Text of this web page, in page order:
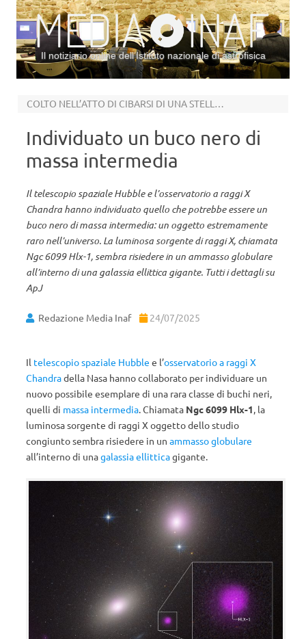
Il notiziario online dell’Istituto nazionale di astrofisica
COLTO NELL’ATTO DI CIBARSI DI UNA STELLA DELL’AMMASSO
Individuato un buco nero di
massa intermedia
Il telescopio spaziale Hubble e l’osservatorio a raggi X
Chandra hanno individuato quello che potrebbe essere un
buco nero di massa intermedia: un oggetto estremamente
raro nell’universo. La luminosa sorgente di raggi X, chiamata
Ngc 6099 Hlx-1, sembra risiedere in un ammasso globulare
all’interno di una galassia ellittica gigante. Tutti i dettagli su
ApJ
Redazione Media Inaf 24/07/2025
Il telescopio spaziale Hubble e l’osservatorio a raggi X
Chandradella Nasa hanno collaborato per individuare un
nuovo possibile esemplare di una rara classe di buchi neri,
quelli di massa intermedia. Chiamata Ngc 6099 Hlx-1, la
luminosa sorgente di raggi X oggetto dello studio
congiunto sembra risiedere in un ammasso globulare
all’interno di unagalassia ellitticagigante.